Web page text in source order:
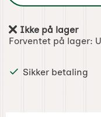
Ikke på lager
Forventet på lager:
Sikker betaling